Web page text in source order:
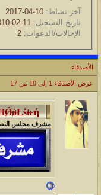
آخر نشاط:
تاريخ التسجيل:
الإحالات/الدعوات:
الأصدقاء
عرض الأصدقاء 1 إلى 10 من 17
مشرف مجلس